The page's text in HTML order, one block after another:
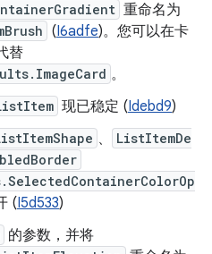
重命名为
(I6adfe)。您可以在卡
替
。
现已稳定 (Idebd9)
、
ListItemDe
(I5d533)
的参数，并将